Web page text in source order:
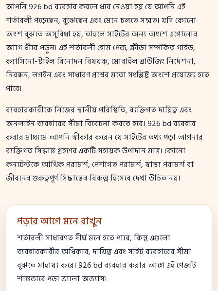
আপনি 926 bd ব্যবহার করলে ধরে নেওয়া হয় যে আপনি এই
শর্তাবলী পড়েছেন, বুঝেছেন এবং মেনে চলতে সম্মত। যদি কোনো
অংশ বুঝতে অসুবিধা হয়, তাহলে সাইটের অন্য অংশে এগোনোর
আগে ধীরে পড়ুন। এই শর্তাবলী হোম পেজ, ক্রীড়া সম্পর্কিত গাইড,
ক্যাসিনো-স্টাইল বিনোদন বিষয়ক, মোবাইল ব্রাউজিং নির্দেশনা,
নিবন্ধন, লগইন এবং সাধারণ প্রশ্নের মতো সংশ্লিষ্ট অংশে প্রযোজ্য হতে
পারে।
ব্যবহারকারীকে নিজের স্থানীয় পরিস্থিতি, ব্যক্তিগত দায়িত্ব এবং
অনলাইন ব্যবহারের সীমা বিবেচনা করতে হবে। 926 bd ব্যবহার
করার মাধ্যমে আপনি স্বীকার করেন যে সাইটের তথ্য পড়া আপনার
ব্যক্তিগত সিদ্ধান্ত গ্রহণের একটি সহায়ক উপাদান মাত্র। কোনো
কনটেন্টকে আর্থিক পরামর্শ, পেশাগত পরামর্শ, স্বাস্থ্য পরামর্শ বা
জীবনের গুরুত্বপূর্ণ সিদ্ধান্তের বিকল্প হিসেবে দেখা উচিত নয়।
পড়ার আগে মনে রাখুন
শর্তাবলী সাধারণত দীর্ঘ মনে হতে পারে, কিন্তু এগুলো
ব্যবহারকারীর অধিকার, দায়িত্ব এবং সাইট ব্যবহারের সীমা
বুঝতে সাহায্য করে। 926 bd ব্যবহার করার আগে এই পেজটি
শান্তভাবে পড়া ভালো অভ্যাস।